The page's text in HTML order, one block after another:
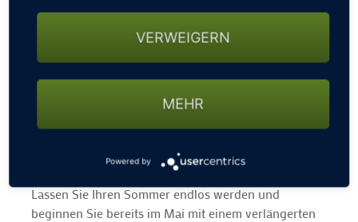
Lassen Sie Ihren Sommer endlos werden und
beginnen Sie bereits im Mai mit einem verlängerten
VERWEIGERN
MEHR
Powered by